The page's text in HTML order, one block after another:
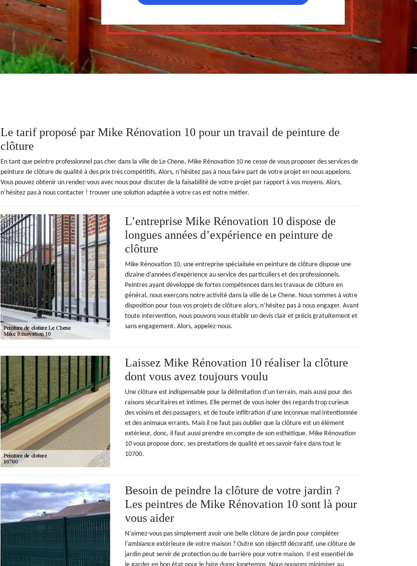
Le tarif proposé par Mike Rénovation 10 pour un travail de peinture de
clôture
En tant que peintre professionnel pas cher dans la ville de Le Chene, Mike Rénovation 10 ne cesse de vous proposer des services de
peinture de clôture de qualité à des prix très compétitifs. Alors, n’hésitez pas à nous faire part de votre projet en nous appelons.
Vous pouvez obtenir un rendez-vous avec nous pour discuter de la faisabilité de votre projet par rapport à vos moyens. Alors,
n’hésitez pas à nous contacter ! trouver une solution adaptée à votre cas est notre métier.
L’entreprise Mike Rénovation 10 dispose de
longues années d’expérience en peinture de
clôture
Mike Rénovation 10, une entreprise spécialisée en peinture de clôture dispose une
dizaine d’années d’expérience au service des particuliers et des professionnels.
Peintres ayant développé de fortes compétences dans les travaux de clôture en
général, nous exerçons notre activité dans la ville de Le Chene. Nous sommes à votre
disposition pour tous vos projets de clôture alors, n’hésitez pas à nous engager. Avant
toute intervention, nous pouvons vous établir un devis clair et précis gratuitement et
sans engagement. Alors, appelez-nous.
Laissez Mike Rénovation 10 réaliser la clôture
dont vous avez toujours voulu
Une clôture est indispensable pour la délimitation d’un terrain, mais aussi pour des
raisons sécuritaires et intimes. Elle permet de vous isoler des regards trop curieux
des voisins et des passagers, et de toute infiltration d’une inconnue mal intentionnée
et des animaux errants. Mais il ne faut pas oublier que la clôture est un élément
extérieur, donc, il faut aussi prendre en compte de son esthétique. Mike Rénovation
10 vous propose donc, ses prestations de qualité et ses savoir-faire dans tout le
10700.
Besoin de peindre la clôture de votre jardin ?
Les peintres de Mike Rénovation 10 sont là pour
vous aider
N'aimez-vous pas simplement avoir une belle clôture de jardin pour compléter
l'ambiance extérieure de votre maison ? Outre son objectif décoratif, une clôture de
jardin peut servir de protection ou de barrière pour votre maison. Il est essentiel de